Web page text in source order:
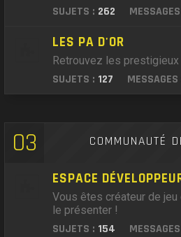
SUJETS : 262
LES PA D'OR
Retrouvez les prestigieux
SUJETS : 127 MESSAGES
03 COMMUNAUTÉ
ESPACE
Vous êtes créateur de
le présenter !
SUJETS : 154